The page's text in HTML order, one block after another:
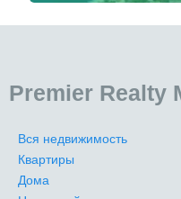
Premier Realty
Вся недвижимость
Квартиры
Дома